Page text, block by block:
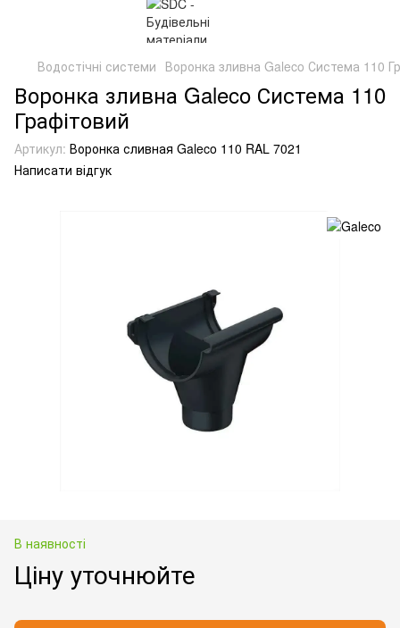
Водостічні системи Воронка зливна Galeco Система 110
Воронка зливна Galeco Система 110
Графітовий
Артикул: Воронка сливная Galeco 110 RAL 7021
Написати відгук
В наявності
Ціну уточнюйте